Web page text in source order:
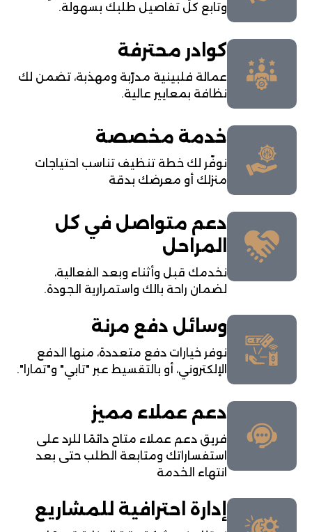
وتابع كل تفاصيل طلبك بسهولة.
كوادر محترفة
عمالة فلبينية مدرّبة ومهذبة، تضمن لك
نظافة بمعايير عالية.
خدمة مخصصة
نوفّر لك خطة تنظيف تناسب احتياجات
منزلك أو معرضك بدقة
دعم متواصل في كل
المراحل
نخدمك قبل وأثناء وبعد الفعالية،
لضمان راحة بالك واستمرارية الجودة.
وسائل دفع مرنة
نوفر خيارات دفع متعددة، منها الدفع
الإلكتروني، أو بالتقسيط عبر "تابي" و"تمارا".
دعم عملاء مميز
فريق دعم عملاء متاح دائمًا للرد على
استفساراتك ومتابعة الطلب حتى بعد
انتهاء الخدمة
إدارة احترافية للمشاريع